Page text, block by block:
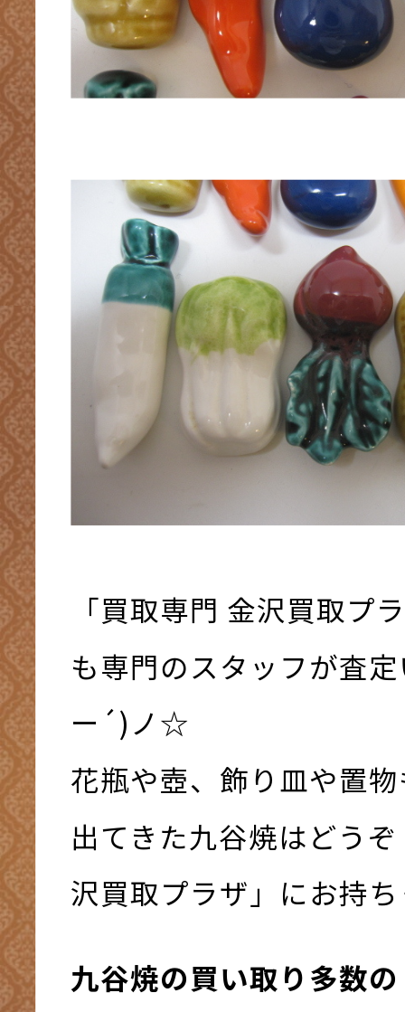
「買取専門 金沢買取プ
も専門のスタッフが査
ー´)ノ☆
花瓶や壺、飾り皿や置
出てきた九谷焼はどう
沢買取プラザ」にお持
九谷焼の買い取り多数